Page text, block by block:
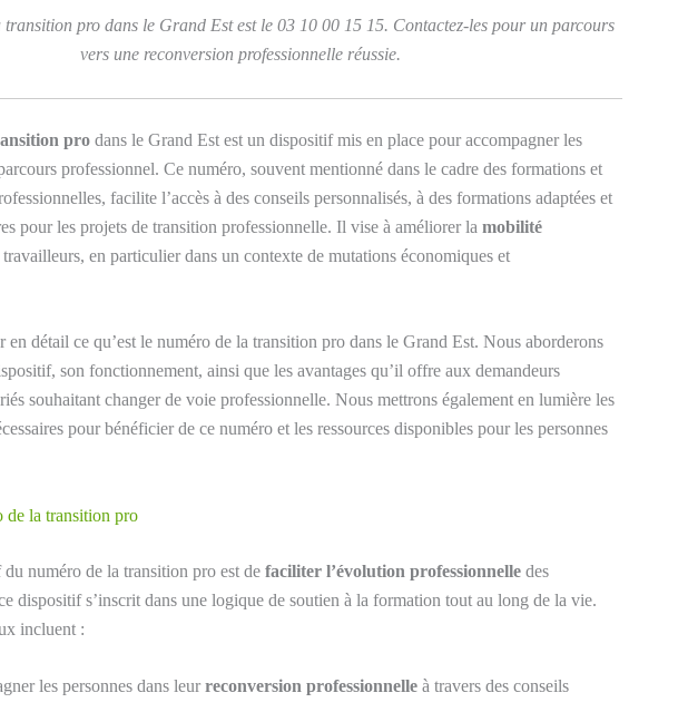
transition pro dans le Grand Est est le 03 10 00 15 15. Contactez-les pour un parcours
vers une reconversion professionnelle réussie.
pro dans le Grand Est est un dispositif mis en place pour accompagner les
professionnel. Ce numéro, souvent mentionné dans le cadre des formations et
facilite l’accès à des conseils personnalisés, à des formations adaptées et
pour les projets de transition professionnelle. Il vise à améliorer la mobilité
travailleurs, en particulier dans un contexte de mutations économiques et
en détail ce qu’est le numéro de la transition pro dans le Grand Est. Nous aborderons
son fonctionnement, ainsi que les avantages qu’il offre aux demandeurs
souhaitant changer de voie professionnelle. Nous mettrons également en lumière les
pour bénéficier de ce numéro et les ressources disponibles pour les personnes
de la transition pro
numéro de la transition pro est de faciliter l’évolution professionnelle des
dispositif s’inscrit dans une logique de soutien à la formation tout au long de la vie.
incluent :
les personnes dans leur reconversion professionnelle à travers des conseils